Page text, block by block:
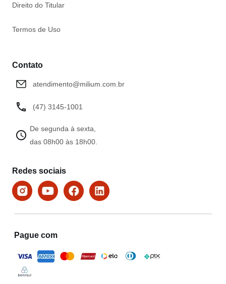
Direito do Titular
Termos de Uso
Contato
atendimento@milium.com.br
(47) 3145-1001
De segunda à sexta,
das 08h00 às 18h00.
Redes sociais
Pague com